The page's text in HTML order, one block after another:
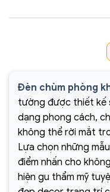
Đèn chùm phòng
tường được thiết kế
dạng phong cách,
không thể rời mắt
Lựa chọn những mẫu
điểm nhấn cho
hiện gu thẩm mỹ